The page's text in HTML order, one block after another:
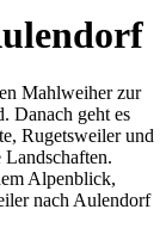
Mahlweiher zur
Danach geht es
Rugetsweiler und
Landschaften.
Alpenblick,
nach Aulendorf